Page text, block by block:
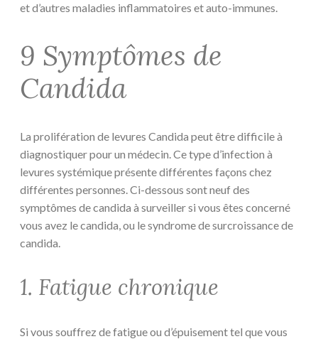
et d’autres maladies inflammatoires et auto-immunes.
9 Symptômes de
Candida
La prolifération de levures Candida peut être difficile à
diagnostiquer pour un médecin. Ce type d’infection à
levures systémique présente différentes façons chez
différentes personnes. Ci-dessous sont neuf des
symptômes de candida à surveiller si vous êtes concerné
vous avez le candida, ou le syndrome de surcroissance de
candida.
1. Fatigue chronique
Si vous souffrez de fatigue ou d’épuisement tel que vous